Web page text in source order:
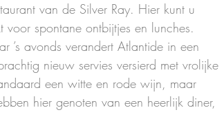
van de Silver Ray. Hier kunt u
spontane ontbijtjes en lunches.
’s avonds verandert Atlantide in een
nieuw servies versierd met vrolijke
een witte en rode wijn, maar
hier genoten van een heerlijk diner,